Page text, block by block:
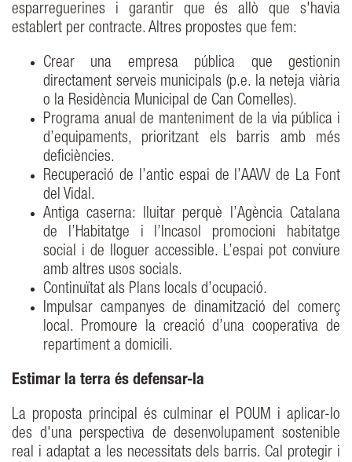
esparreguerines i garantir que és allò que s'havia
establert per contracte. Altres propostes que fem:
Crear una empresa pública que gestionin
directament serveis municipals (p.e. la neteja viària
o la Residència Municipal de Can Comelles).
Programa anual de manteniment de la via pública i
d’equipaments, prioritzant els barris amb més
deficiències.
Recuperació de l’antic espai de l’AAVV de La Font
del Vidal.
Antiga caserna: lluitar perquè l’Agència Catalana
de l’Habitatge i l’Incasol promocioni habitatge
social i de lloguer accessible. L’espai pot conviure
amb altres usos socials.
Continuïtat als Plans locals d’ocupació.
Impulsar campanyes de dinamització del comerç
local. Promoure la creació d’una cooperativa de
repartiment a domicili.
Estimar la terra és defensar-la
La proposta principal és culminar el POUM i aplicar-lo
des d'una perspectiva de desenvolupament sostenible
real i adaptat a les necessitats dels barris. Cal protegir i